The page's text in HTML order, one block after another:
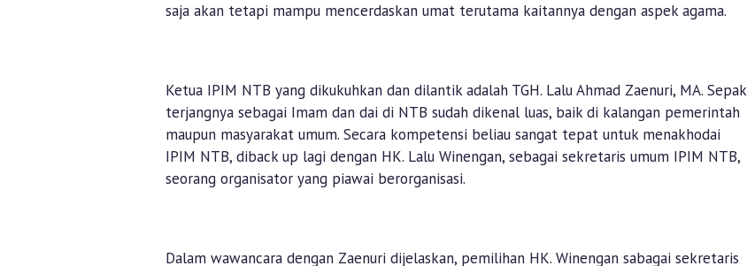
saja akan tetapi mampu mencerdaskan umat terutama kaitannya dengan aspek agama.
Ketua IPIM NTB yang dikukuhkan dan dilantik adalah TGH. Lalu Ahmad Zaenuri, MA. Sepak
terjangnya sebagai Imam dan dai di NTB sudah dikenal luas, baik di kalangan pemerintah
maupun masyarakat umum. Secara kompetensi beliau sangat tepat untuk menakhodai
IPIM NTB, diback up lagi dengan HK. Lalu Winengan, sebagai sekretaris umum IPIM NTB,
seorang organisator yang piawai berorganisasi.
Dalam wawancara dengan Zaenuri dijelaskan, pemilihan HK. Winengan sabagai sekretaris